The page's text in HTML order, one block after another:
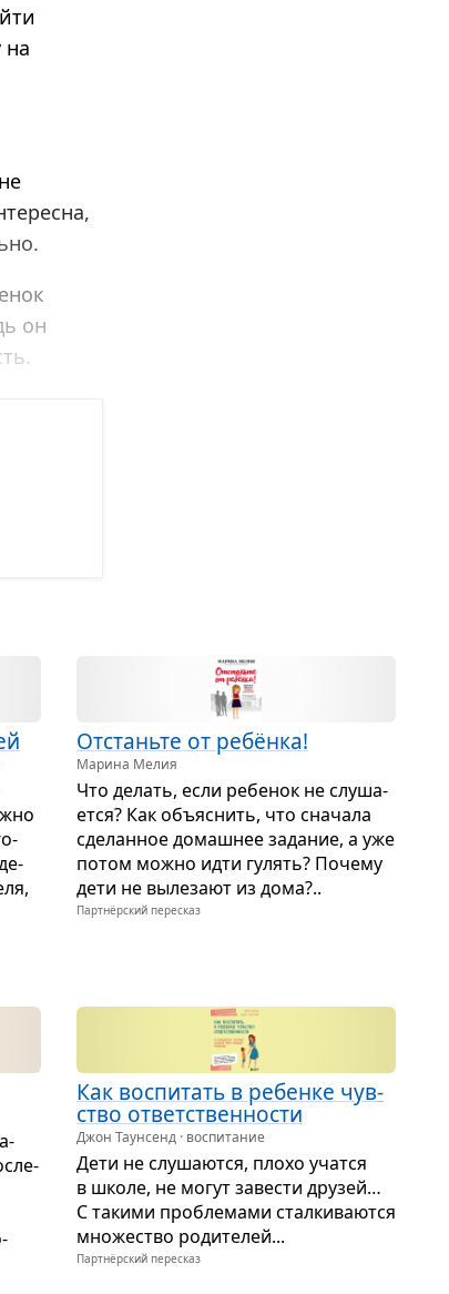
на
он
Отстаньте от ребёнка!
Марина Мелия
Что делать, если ребе­нок не слу­ша­
ется? Как объ­яс­нить, что сна­чала
сде­лан­ное домаш­нее зада­ние, а уже
потом можно идти гулять? Почему
дети не выле­зают из дома?..
Партнёрский пересказ
Как вос­пи­тать в ребенке чув­
ство ответ­ствен­но­сти
Джон Таунсенд · воспитание
Дети не слу­ша­ются, плохо учатся
в школе, не могут заве­сти дру­зей…
С такими про­бле­мами стал­ки­ва­ются
мно­же­ство роди­те­лей...
Партнёрский пересказ